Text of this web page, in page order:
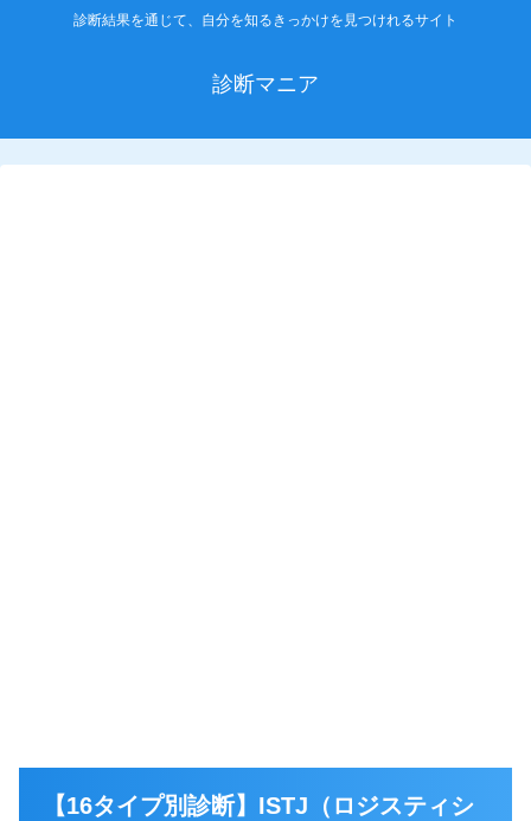
診断結果を通じて、自分を知るきっかけを見つけれるサイト
診断マニア
【16タイプ別診断】ISTJ（ロジスティシ